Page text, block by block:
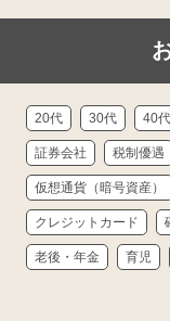
20代 30代 40代
証券会社 税制優遇
仮想通貨（暗号資産）
クレジットカード
老後・年金 育児